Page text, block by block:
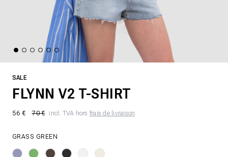
SALE
FLYNN V2 T-SHIRT
56 € 70 € incl. TVA hors frais de livraison
GRASS GREEN